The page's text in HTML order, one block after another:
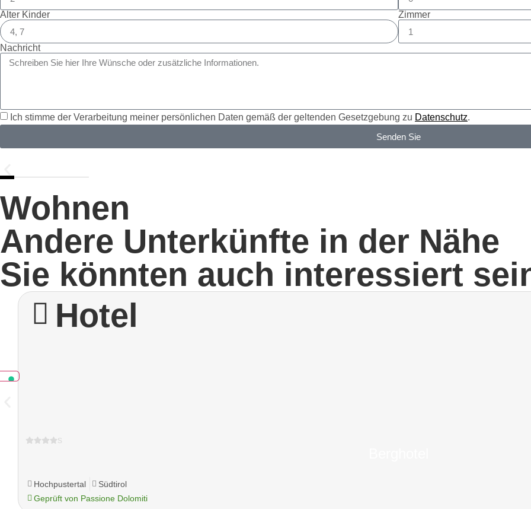
Alter Kinder Zimmer
Nachricht
Ich stimme der Verarbeitung meiner persönlichen Daten gemäß der geltenden Gesetzgebung zu Datenschutz.
Senden Sie
Wohnen
Andere Unterkünfte in der Nähe
Sie könnten auch interessiert
Hotel
s
Hochpustertal
Südtirol
Geprüft von Passione Dolomiti